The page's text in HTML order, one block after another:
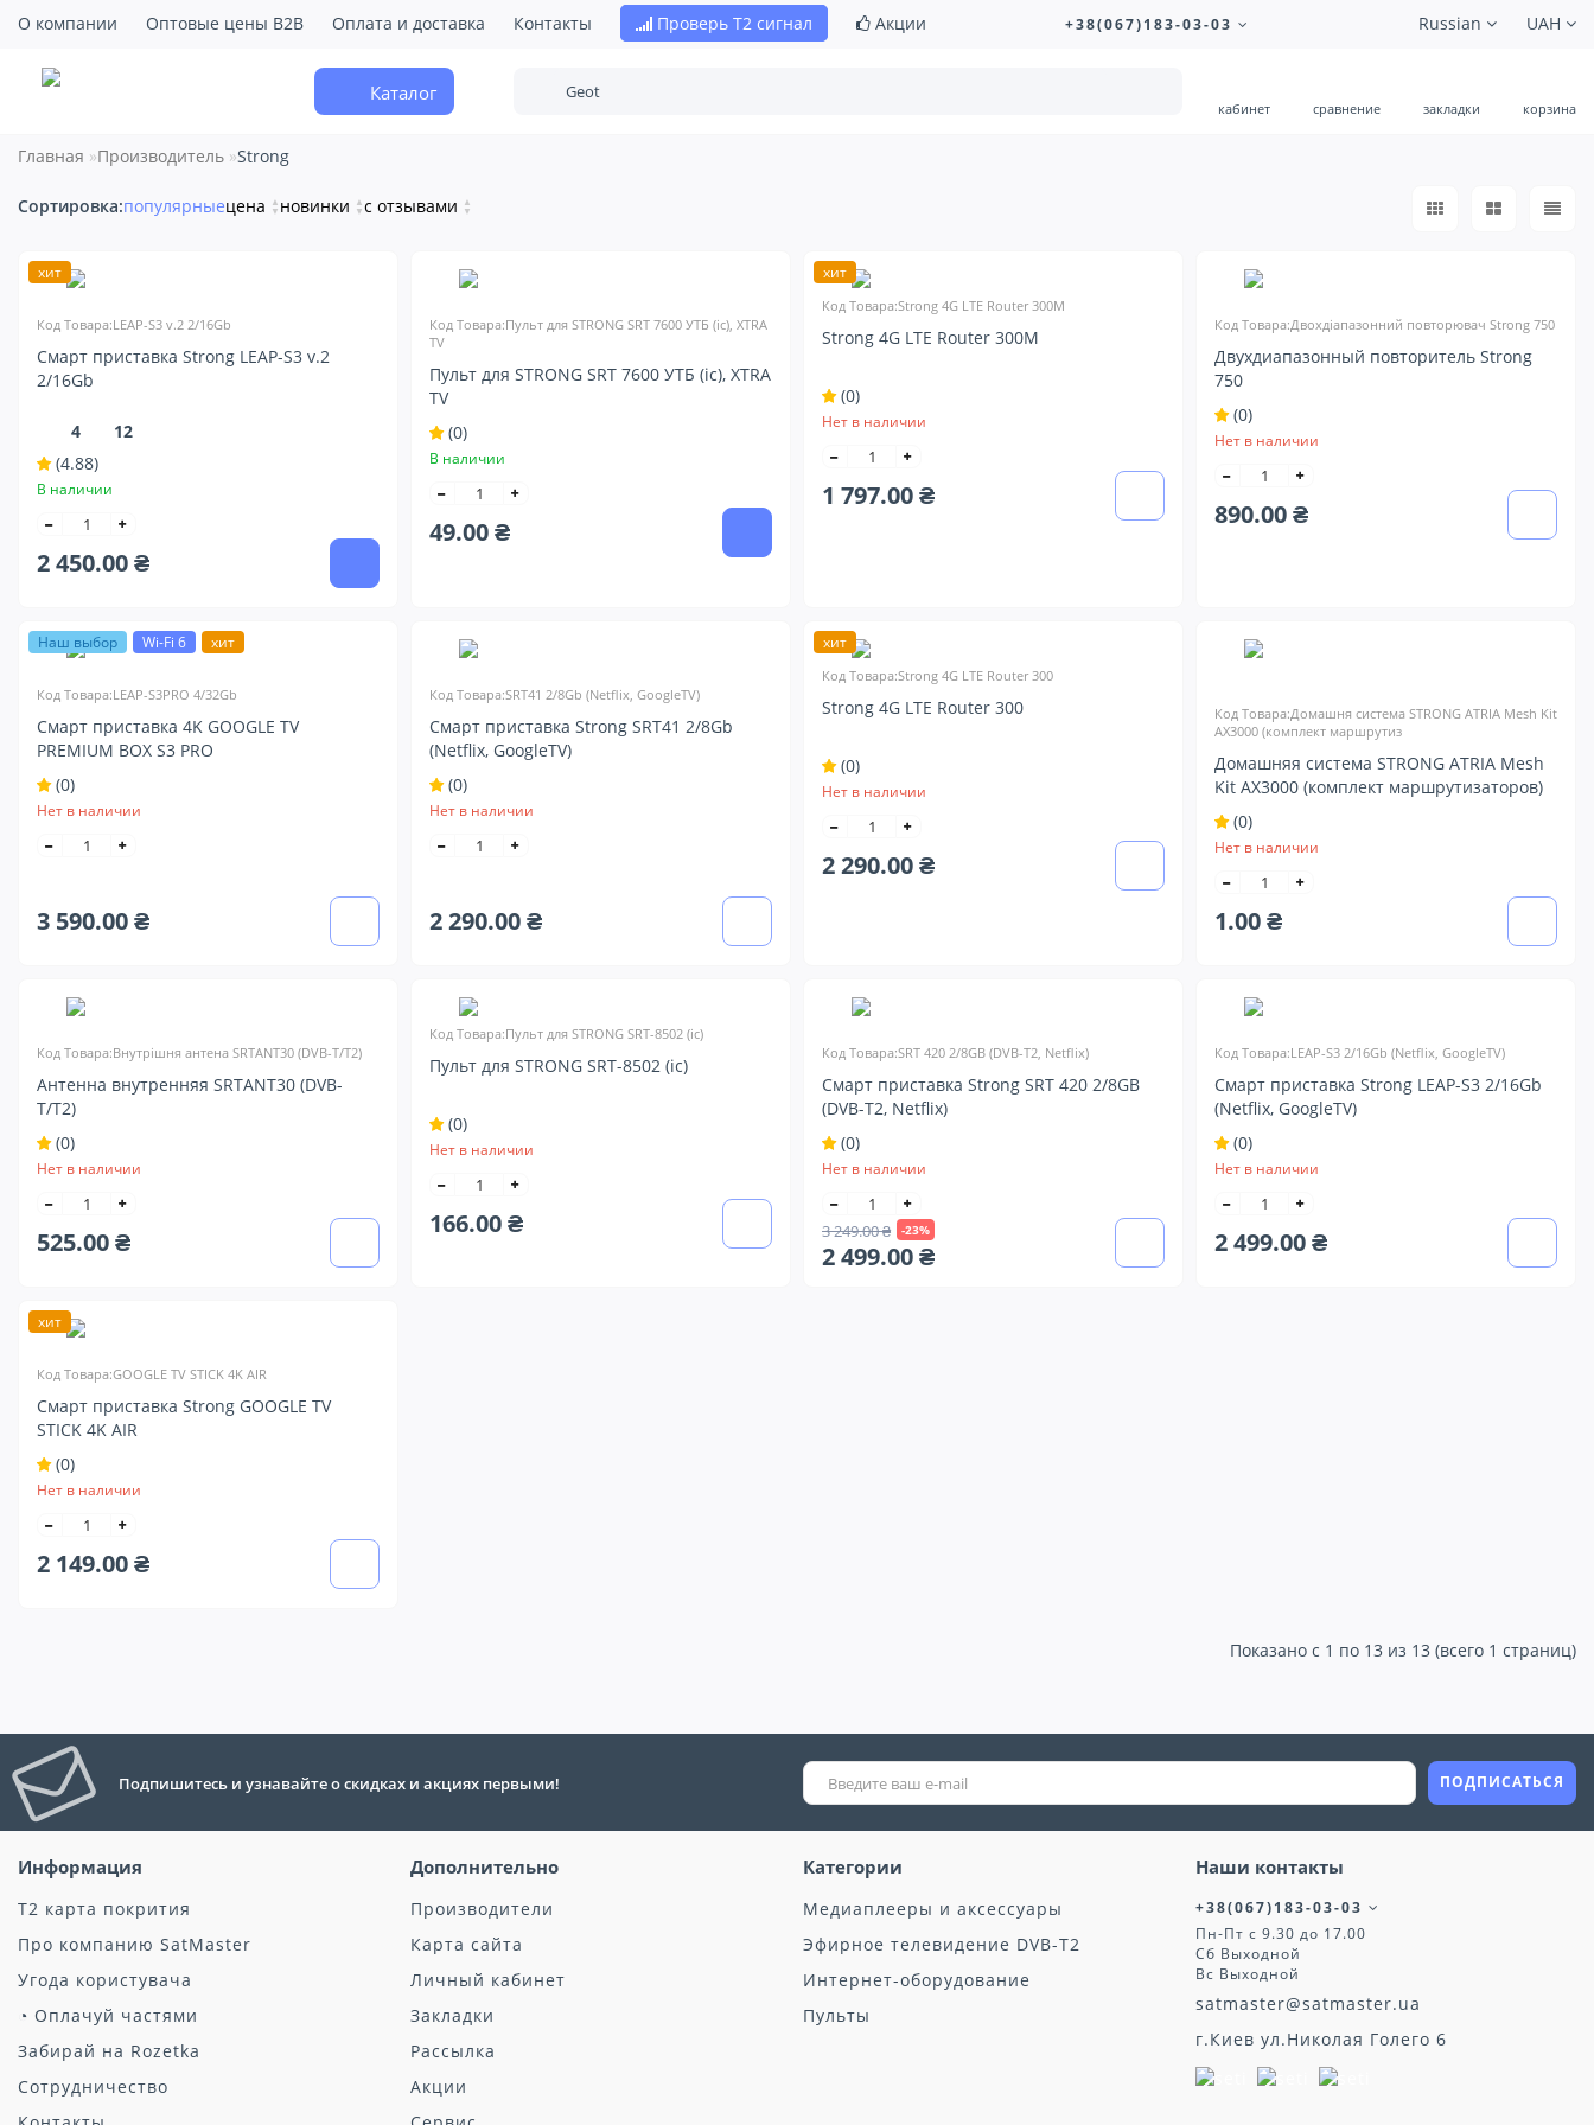
О компании Оптовые цены B2B Оплата и доставка Контакты Проверь Т2 сигнал Акции +38(067)183-03-03 UAH
Russian
Каталог
кабинет сравнение закладки корзина
Главная Производитель Strong
Сортировка:популярныецена ▲
▼ новинки ▲
▼с отзывами ▲
▼
хит
Код Товара:LEAP-S3 v.2 2/16Gb
Смарт приставка Strong LEAP-S3 v.2
2/16Gb
4
12
(4.88)
В наличии
2 450.00 ₴
Код Товара:Пульт для STRONG SRT 7600 УТБ (ic), XTRA
TV
Пульт для STRONG SRT 7600 УТБ (ic), XTRA
TV
(0)
В наличии
49.00 ₴
хит
Код Товара:Strong 4G LTE Router 300M
Strong 4G LTE Router 300M
(0)
Нет в наличии
1 797.00 ₴
Код Товара:Двохдіапазонний повторювач Strong 750
Двухдиапазонный повторитель Strong
750
(0)
Нет в наличии
890.00 ₴
Наш выбор Wi-Fi 6 хит
Код Товара:LEAP-S3PRO 4/32Gb
Смарт приставка 4K GOOGLE TV
PREMIUM BOX S3 PRO
(0)
Нет в наличии
3 590.00 ₴
Код Товара:SRT41 2/8Gb (Netflix, GoogleTV)
Смарт приставка Strong SRT41 2/8Gb
(Netflix, GoogleTV)
(0)
Нет в наличии
2 290.00 ₴
хит
Код Товара:Strong 4G LTE Router 300
Strong 4G LTE Router 300
(0)
Нет в наличии
2 290.00 ₴
Код Товара:Домашня система STRONG ATRIA Mesh Kit
AX3000 (комплект маршрутиз
Домашняя система STRONG ATRIA Mesh
Kit AX3000 (комплект маршрутизаторов)
(0)
Нет в наличии
1.00 ₴
Код Товара:Внутрішня антена SRTANT30 (DVB-T/T2)
Антенна внутренняя SRTANT30 (DVB-
T/T2)
(0)
Нет в наличии
525.00 ₴
Код Товара:Пульт для STRONG SRT-8502 (ic)
Пульт для STRONG SRT-8502 (ic)
(0)
Нет в наличии
166.00 ₴
Код Товара:SRT 420 2/8GB (DVB-T2, Netflix)
Смарт приставка Strong SRT 420 2/8GB
(DVB-T2, Netflix)
(0)
Нет в наличии
3 249.00 ₴ -23%
2 499.00 ₴
Код Товара:LEAP-S3 2/16Gb (Netflix, GoogleTV)
Смарт приставка Strong LEAP-S3 2/16Gb
(Netflix, GoogleTV)
(0)
Нет в наличии
2 499.00 ₴
хит
Код Товара:GOOGLE TV STICK 4K AIR
Смарт приставка Strong GOOGLE TV
STICK 4K AIR
(0)
Нет в наличии
2 149.00 ₴
Показано с 1 по 13 из 13 (всего 1 страниц)
Подпишитесь и узнавайте о скидках и акциях первыми! ПОДПИСАТЬСЯ
Информация
Т2 карта покрития
Про компанию SatMaster
Угода користувача
◔ Оплачуй частями
Забирай на Rozetka
Сотрудничество
Дополнительно
Производители
Карта сайта
Личный кабинет
Закладки
Рассылка
Акции
Категории
Медиаплееры и аксессуары
Эфирное телевидение DVB-T2
Интернет-оборудование
Пульты
Наши контакты
+38(067)183-03-03
Пн-Пт с 9.30 до 17.00
Сб Выходной
Вс Выходной
satmaster@satmaster.ua
г.Киев ул.Николая Голего 6